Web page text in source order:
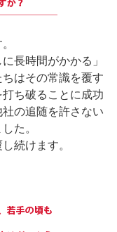
長時間がかかる」
はその常識を覆す
ち破ることに成功
の追随を許さない
た。
続けます。